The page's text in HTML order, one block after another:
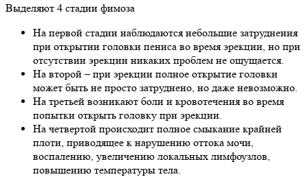
Выделяют 4 стадии фимоза
На первой стадии наблюдаются небольшие затруднения
при открытии головки пениса во время эрекции, но при
отсутствии эрекции никаких проблем не ощущается.
На второй – при эрекции полное открытие головки
может быть не просто затруднено, но даже невозможно.
На третьей возникают боли и кровотечения во время
попытки открыть головку при эрекции.
На четвертой происходит полное смыкание крайней
плоти, приводящее к нарушению оттока мочи,
воспалению, увеличению локальных лимфоузлов,
повышению температуры тела.